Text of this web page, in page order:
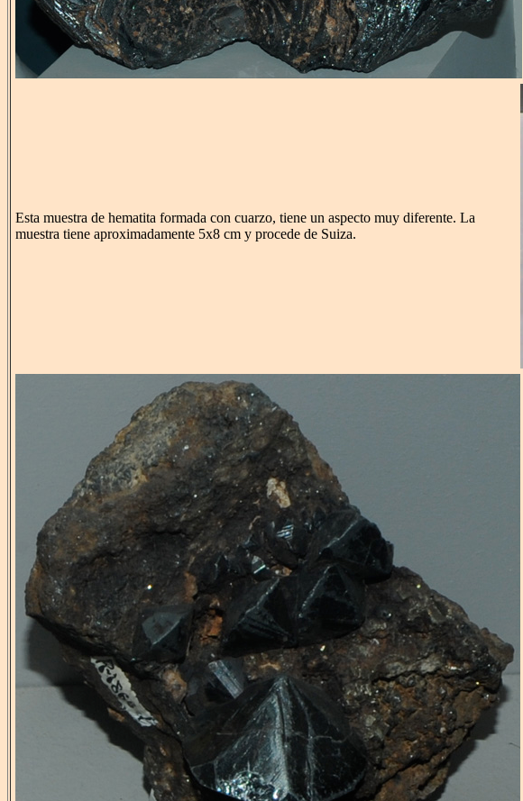
Esta muestra de hematita formada con cuarzo, tiene un aspecto muy diferente. La
muestra tiene aproximadamente 5x8 cm y procede de Suiza.